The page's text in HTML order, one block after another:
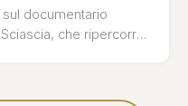
documentario
che ripercorre